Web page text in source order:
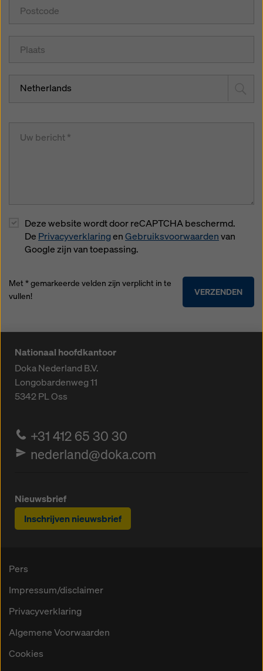
Netherlands
Deze website wordt door reCAPTCHA beschermd.
De PrivacyverklaringenGebruiksvoorwaardenvan
Google zijn van toepassing.
VERZENDEN
Met * gemarkeerde velden zijn verplicht in te
vullen!
Nationaal hoofdkantoor
Doka Nederland B.V.
Longobardenweg 11
5342 PLOss
+31 412 65 30 30
nederland@doka.com
Nieuwsbrief
Inschrijven nieuwsbrief
Pers
Impressum/disclaimer
Privacyverklaring
Algemene Voorwaarden
Cookies